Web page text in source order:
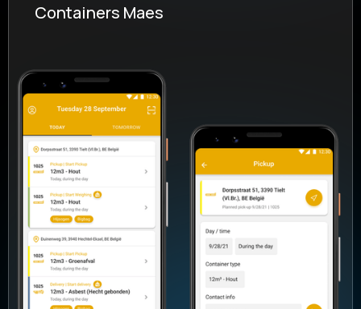
Containers Maes